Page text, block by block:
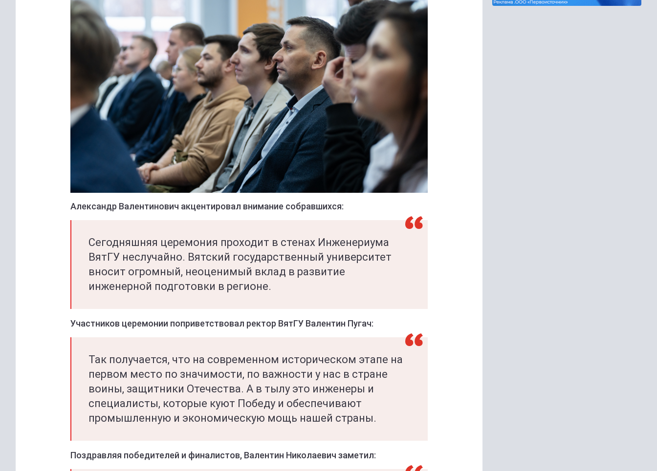
Александр Валентинович акцентировал внимание собравшихся:
Сегодняшняя церемония проходит в стенах Инженериума
ВятГУ неслучайно. Вятский государственный университет
вносит огромный, неоценимый вклад в развитие
инженерной подготовки в регионе.
Участников церемонии поприветствовал ректор ВятГУ Валентин Пугач:
Так получается, что на современном историческом этапе на
первом место по значимости, по важности у нас в стране
воины, защитники Отечества. А в тылу это инженеры и
специалисты, которые куют Победу и обеспечивают
промышленную и экономическую мощь нашей страны.
Поздравляя победителей и финалистов, Валентин Николаевич заметил: